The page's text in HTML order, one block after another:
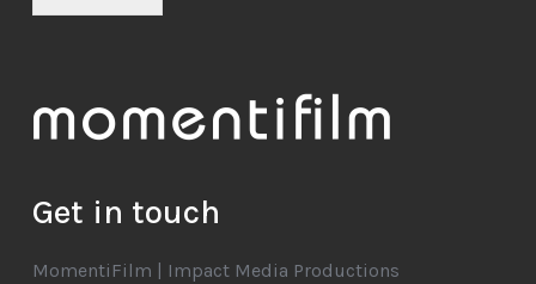
Get in touch
MomentiFilm | Impact Media Productions